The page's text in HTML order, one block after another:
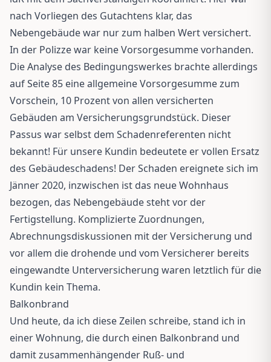
nach Vorliegen des Gutachtens klar, das
Nebengebäude war nur zum halben Wert versichert.
In der Polizze war keine Vorsorgesumme vorhanden.
Die Analyse des Bedingungswerkes brachte allerdings
auf Seite 85 eine allgemeine Vorsorgesumme zum
Vorschein, 10 Prozent von allen versicherten
Gebäuden am Versicherungsgrundstück. Dieser
Passus war selbst dem Schadenreferenten nicht
bekannt! Für unsere Kundin bedeutete er vollen Ersatz
des Gebäudeschadens! Der Schaden ereignete sich im
Jänner 2020, inzwischen ist das neue Wohnhaus
bezogen, das Nebengebäude steht vor der
Fertigstellung. Komplizierte Zuordnungen,
Abrechnungsdiskussionen mit der Versicherung und
vor allem die drohende und vom Versicherer bereits
eingewandte Unterversicherung waren letztlich für die
Kundin kein Thema.
Balkonbrand
Und heute, da ich diese Zeilen schreibe, stand ich in
einer Wohnung, die durch einen Balkonbrand und
damit zusammenhängender Ruß- und